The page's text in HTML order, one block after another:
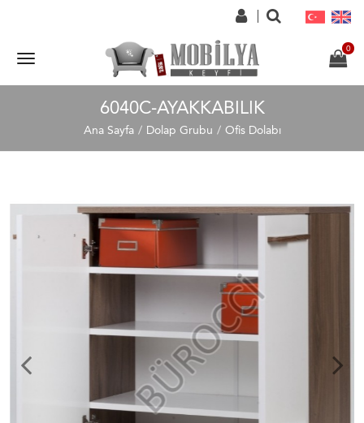
6040C-AYAKKABILIK
Ana Sayfa Dolap Grubu Ofis Dolabı